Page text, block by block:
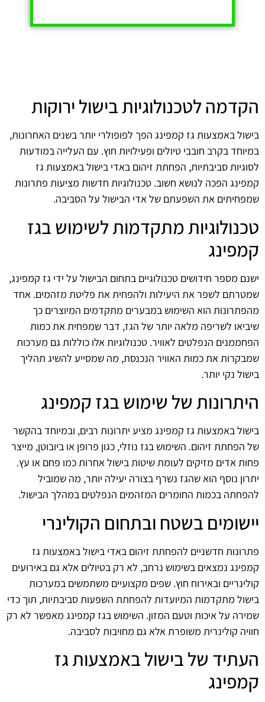
הקדמה לטכנולוגיות בישול ירוקות
בישול באמצעות גז קמפינג הפך לפופולרי יותר בשנים האחרונות,
במיוחד בקרב חובבי טיולים ופעילויות חוץ. עם העלייה במודעות
לסוגיות סביבתיות, הפחתת זיהום באדי בישול באמצעות גז
קמפינג הפכה לנושא חשוב. טכנולוגיות חדשות מציעות פתרונות
שמפחיתים את השפעתם של אדי הבישול על הסביבה.
טכנולוגיות מתקדמות לשימוש בגז
קמפינג
ישנם מספר חידושים טכנולוגיים בתחום הבישול על ידי גז קמפינג,
שמטרתם לשפר את היעילות ולהפחית את פליטת מזהמים. אחד
מהפתרונות הוא השימוש במבערים מתקדמים המיוצרים כך
שיביאו לשריפה מלאה יותר של הגז, דבר שמפחית את כמות
הפחממנים הנפלטים לאוויר. טכנולוגיות אלו כוללות גם מערכות
שמבקרות את כמות האוויר הנכנסת, מה שמסייע להשיג תהליך
בישול נקי יותר.
היתרונות של שימוש בגז קמפינג
בישול באמצעות גז קמפינג מציע יתרונות רבים, ובמיוחד בהקשר
של הפחתת זיהום. השימוש בגז נוזלי, כגון פרופן או ביובוטן, מייצר
פחות אדים מזיקים לעומת שיטות בישול אחרות כמו פחם או עץ.
יתרון נוסף הוא שהגז נשרף בצורה יעילה יותר, מה שמוביל
להפחתה בכמות החומרים המזהמים הנפלטים במהלך הבישול.
יישומים בשטח ובתחום הקולינרי
פתרונות חדשניים להפחתת זיהום באדי בישול באמצעות גז
קמפינג נמצאים בשימוש נרחב, לא רק בטיולים אלא גם באירועים
קולינריים ובאירוח חוץ. שפים מקצועיים משתמשים במערכות
בישול מתקדמות המיועדות להפחתת השפעות סביבתיות, תוך כדי
שמירה על איכות וטעם המזון. השימוש בגז קמפינג מאפשר לא רק
חוויה קולינרית משופרת אלא גם מחויבות לסביבה.
העתיד של בישול באמצעות גז
קמפינג